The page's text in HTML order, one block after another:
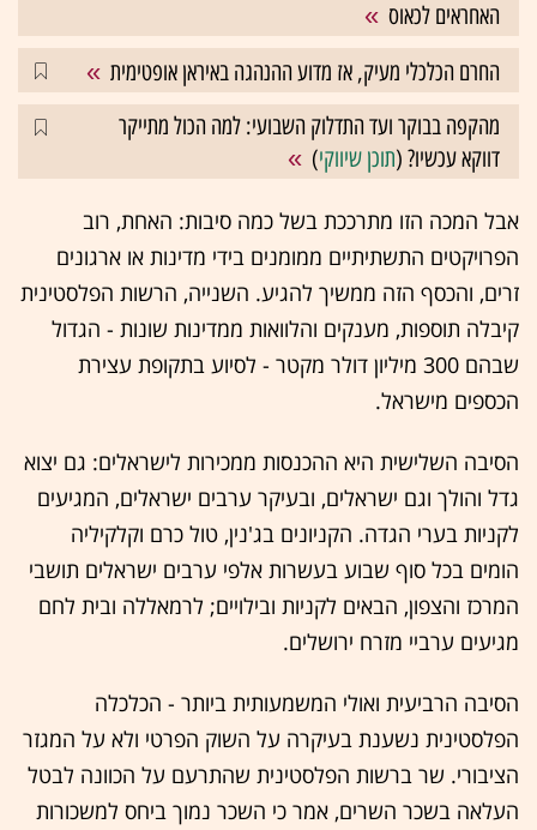
האחראים לכאוס
החרם הכלכלי מעיק, אז מדוע ההנהגה באיראן אופטימית
מהקפה בבוקר ועד התדלוק השבועי: למה הכול מתייקר
דווקא עכשיו? (תוכן שיווקי)
אבל המכה הזו מתרככת בשל כמה סיבות: האחת, רוב
הפרויקטים התשתיתיים ממומנים בידי מדינות או ארגונים
זרים, והכסף הזה ממשיך להגיע. השנייה, הרשות הפלסטינית
קיבלה תוספות, מענקים והלוואות ממדינות שונות - הגדול
שבהם 300 מיליון דולר מקטר - לסיוע בתקופת עצירת
הכספים מישראל.
הסיבה השלישית היא ההכנסות ממכירות לישראלים: גם יצוא
גדל והולך וגם ישראלים, ובעיקר ערבים ישראלים, המגיעים
לקניות בערי הגדה. הקניונים בג'נין, טול כרם וקלקיליה
הומים בכל סוף שבוע בעשרות אלפי ערבים ישראלים תושבי
המרכז והצפון, הבאים לקניות ובילויים; לרמאללה ובית לחם
מגיעים ערביי מזרח ירושלים.
הסיבה הרביעית ואולי המשמעותית ביותר - הכלכלה
הפלסטינית נשענת בעיקרה על השוק הפרטי ולא על המגזר
הציבורי. שר ברשות הפלסטינית שהתרעם על הכוונה לבטל
העלאה בשכר השרים, אמר כי השכר נמוך ביחס למשכורות